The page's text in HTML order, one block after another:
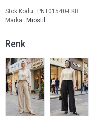
Stok Kodu
PNT01540-EKR
Marka
Miostil
Renk